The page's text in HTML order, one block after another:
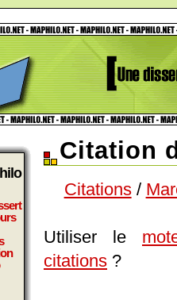
Citation
Citations/
Utiliser le
citations ?